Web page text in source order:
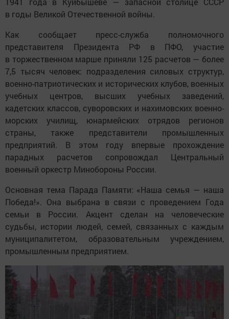
в годы Великой Отечественной войны.
Как сообщает пресс-служба полномочного
представителя Президента РФ в ПФО, участие
в торжественном марше приняли 125 расчетов — более
7,5 тысяч человек: подразделения силовых структур,
военно-патриотических и исторических клубов, военных
учебных центров, высших учебных заведений,
кадетских классов, суворовских и нахимовских военно-
морских училищ, юнармейских отрядов регионов
страны, также представители промышленных
предприятий. В этом году впервые прохождение
парадных расчетов сопровождал Центральный
военный оркестр Минобороны России.
Основная тема Парада Памяти: «Наша семья — наша
Победа!». Она выбрана в связи с проведением Года
семьи в России. Акцент сделан на человеческие
судьбы, истории людей, семей, связанных с каждым
муниципалитетом, образовательным учреждением,
промышленным предприятием.